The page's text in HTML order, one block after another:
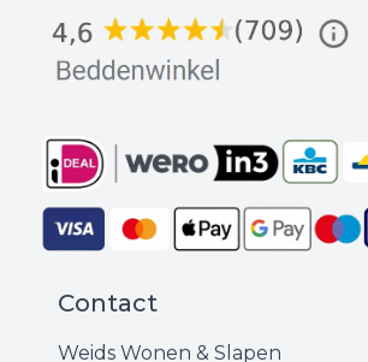
Contact
Weids Wonen & Slapen